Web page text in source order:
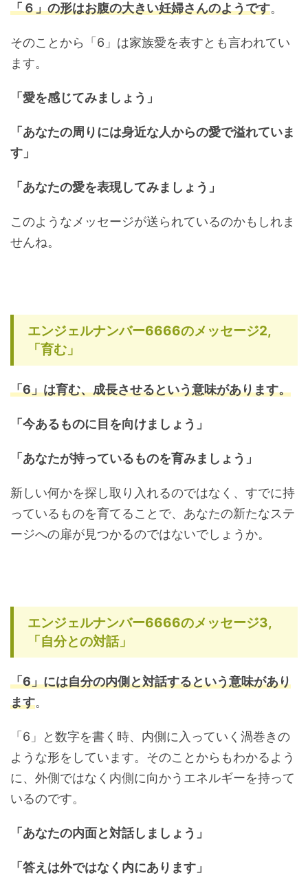
「６」の形はお腹の大きい妊婦さんのようです。
そのことから「6」は家族愛を表すとも言われてい
ます。
「愛を感じてみましょう」
「あなたの周りには身近な人からの愛で溢れていま
す」
「あなたの愛を表現してみましょう 」
このようなメッセージが送られているのかもしれま
せんね。
エンジェルナンバー6666のメッセージ2,
「育む」
「6」は育む、成長させるという意味があります。
「今あるものに目を向けましょう」
「あなたが持っているものを育みましょう」
新しい何かを探し取り入れるのではなく、すでに持
っているものを育てることで、あなたの新たなステ
ージへの扉が見つかるのではないでしょうか。
エンジェルナンバー6666のメッセージ3,
「自分との対話」
「6」には自分の内側と対話するという意味があり
ます。
「6」と数字を書く時、内側に入っていく渦巻きの
ような形をしています。そのことからもわかるよう
に、外側ではなく内側に向かうエネルギーを持って
いるのです。
「あなたの内面と対話しましょう」
「答えは外ではなく内にあります」